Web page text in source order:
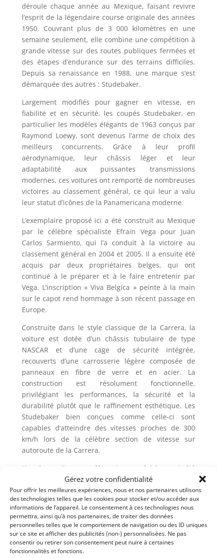
Gérez votre confidentialité
Pour offrir les meilleures expériences, nous et nos partenaires utilisons
des technologies telles que les cookies pour stocker et/ou accéder aux
informations de l’appareil. Le consentement à ces technologies nous
permettra, ainsi qu’à nos partenaires, de traiter des données
personnelles telles que le comportement de navigation ou des ID uniques
sur ce site et afficher des publicités (non-) personnalisées. Ne pas
consentir ou retirer son consentement peut nuire à certaines
fonctionnalités et fonctions.
déroule chaque année au Mexique, faisant revivre
l’esprit de la légendaire course originale des années
1950. Couvrant plus de 3 000 kilomètres en une
semaine seulement, elle combine une compétition à
grande vitesse sur des routes publiques fermées et
des étapes d’endurance sur des terrains difficiles.
Depuis sa renaissance en 1988, une marque s’est
démarquée des autres : Studebaker.
Largement modifiés pour gagner en vitesse, en
fiabilité et en sécurité, les coupés Studebaker, en
particulier les modèles élégants de 1963 conçus par
Raymond Loewy, sont devenus l’arme de choix des
meilleurs concurrents. Grâce à leur profil
aérodynamique, leur châssis léger et leur
adaptabilité aux puissantes transmissions
modernes, ces voitures ont remporté de nombreuses
victoires au classement général, ce qui leur a valu
leur statut d’icônes de la Panamericana moderne.
L’exemplaire proposé ici a été construit au Mexique
par le célèbre spécialiste Efrain Vega pour Juan
Carlos Sarmiento, qui l’a conduit à la victoire au
classement général en 2004 et 2005. Il a ensuite été
acquis par deux propriétaires belges, qui ont
continué à le préparer et à le faire entretenir par
Vega. L’inscription « Viva Belgica » peinte à la main
sur le capot rend hommage à son récent passage en
Europe.
Construite dans le style classique de la Carrera, la
voiture est dotée d’un châssis tubulaire de type
NASCAR et d’une cage de sécurité intégrée,
recouverts d’une carrosserie légère composée de
panneaux en fibre de verre et en acier. La
construction est résolument fonctionnelle,
privilégiant les performances, la sécurité et la
durabilité plutôt que le raffinement esthétique. Les
Studebaker bien conçues comme celle-ci sont
capables d’atteindre des vitesses proches de 300
km/h lors de la célèbre section de vitesse sur
autoroute de la Carrera.
Une inspection complète et une révision ont été
effectuées par Vega en 2019 (détails disponibles sur
demande), et en 2022, la voiture a été expédiée en
Belgique où elle reste disponible pour inspection.
Elle nécessitera une remise en service mineure
avant de reprendre la compétition.
Toutes les taxes européennes ont été payées et la
voiture est proposée avec un titre de propriété